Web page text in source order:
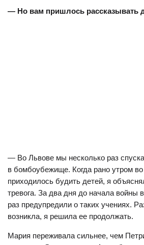
— Но вам пришлось рассказывать
— Во Львове мы несколько раз
в бомбоубежище. Когда рано утром
приходилось будить детей, я
тревога. За два дня до начала войны
раз предупредили о таких учениях.
возникла, я решила ее продолжать.
Мария переживала сильнее, чем